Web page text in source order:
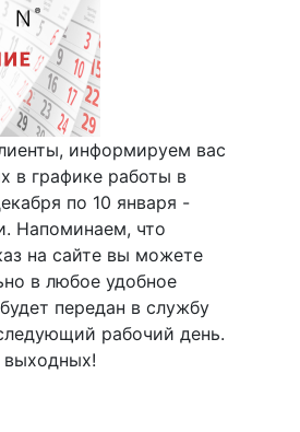
информируем вас
в графике работы в
по 10 января -
Напоминаем, что
на сайте вы можете
в любое удобное
передан в службу
рабочий день.